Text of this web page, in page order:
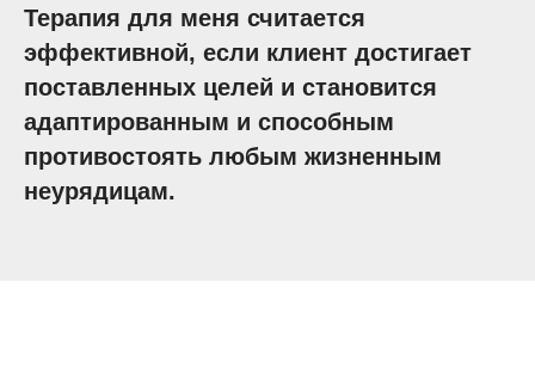
Терапия для меня считается
эффективной, если клиент достигает
поставленных целей и становится
адаптированным и способным
противостоять любым жизненным
неурядицам.